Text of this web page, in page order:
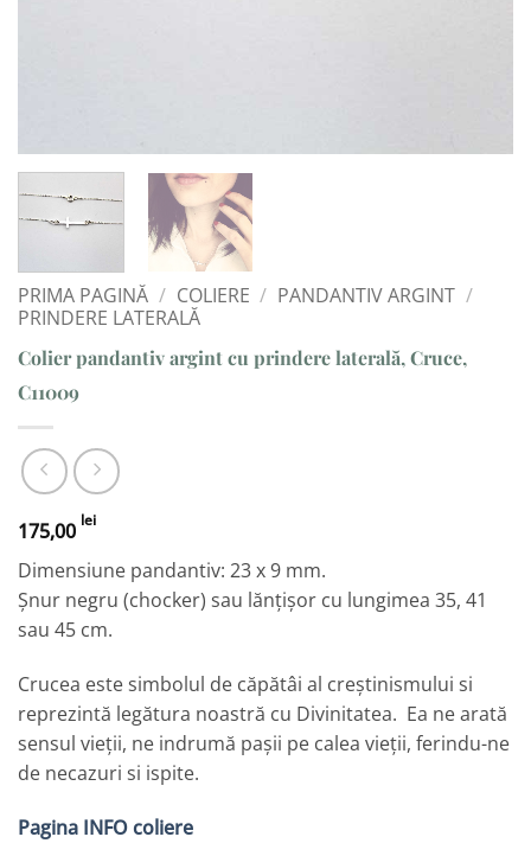
PRIMA PAGINĂ / COLIERE / PANDANTIV ARGINT /
PRINDERE LATERALĂ
Colier pandantiv argint cu prindere laterală, Cruce,
C11009
175,00 lei
Dimensiune pandantiv: 23 x 9 mm.
Șnur negru (chocker) sau lănțișor cu lungimea 35, 41
sau 45 cm.
Crucea este simbolul de căpătâi al creştinismului si
reprezintă legătura noastră cu Divinitatea. Ea ne arată
sensul vieții, ne indrumă pașii pe calea vieții, ferindu-ne
de necazuri si ispite.
Pagina INFO coliere